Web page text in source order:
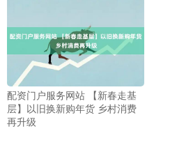
配资门户服务网站 【新春走基
层】以旧换新购年货 乡村消费
再升级